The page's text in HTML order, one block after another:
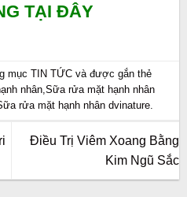
TẠI ĐÂY
mục TIN TỨCvà được gắn thẻ
nhân,Sữa rửa mặt hạnh nhân
rửa mặt hạnh nhân dvinature.
Điều Trị Viêm Xoang Bằng
Kim Ngũ Sắc